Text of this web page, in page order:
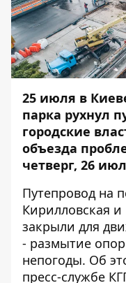
25 июля в
парка рухнул
городские
объезда
четверг, 26
Путепровод на
Кирилловская
закрыли для
- размытие
непогоды. Об
пресс-службе